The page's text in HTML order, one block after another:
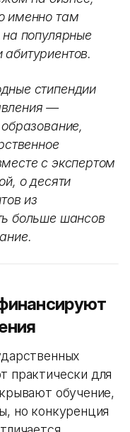
именно там
популярные
стипендии
—
с экспертом
о десяти
из
больше шансов
практически для
обучение,
но конкуренция